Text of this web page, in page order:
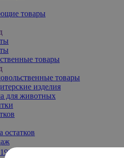
товары
товары
товары
изделия
для животных
остатков